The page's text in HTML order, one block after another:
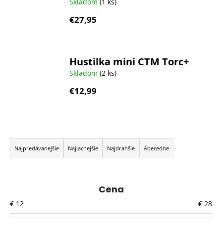
Skladom (1 ks)
€27,95
Hustilka mini CTM Torc+
Skladom (2 ks)
€12,99
R
a
d
i
e
Najpredávanejšie Najlacnejšie Najdrahšie Abecedne
Cena
€ 12 € 28